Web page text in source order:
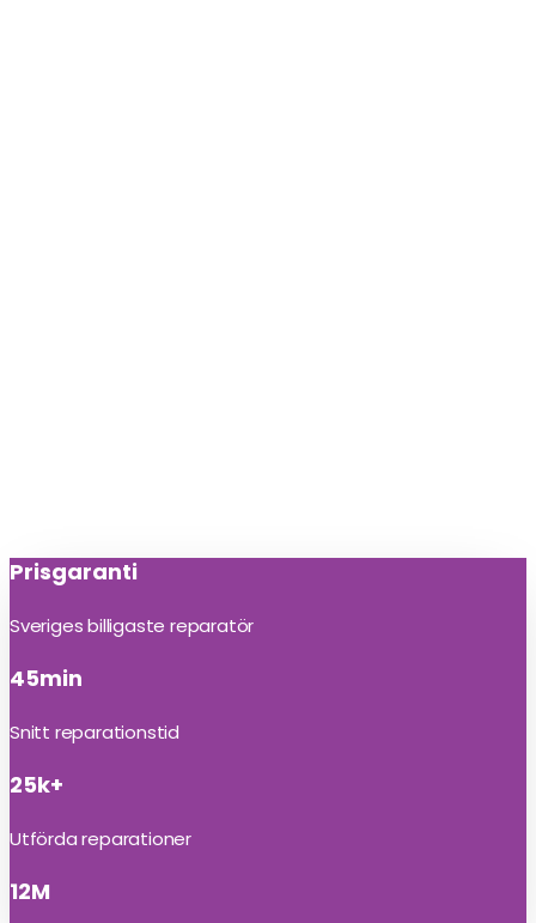
Prisgaranti
Sveriges billigaste reparatör
45min
Snitt reparationstid
25k+
Utförda reparationer
12M